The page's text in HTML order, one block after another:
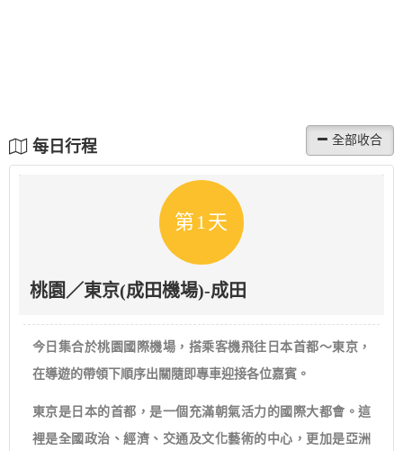
每日行程
第1天
桃園／東京(成田機場)-成田
今日集合於桃園國際機場，搭乘客機飛往日本首都～東京，
在導遊的帶領下順序出關隨即專車迎接各位嘉賓。
東京是日本的首都，是一個充滿朝氣活力的國際大都會。這
裡是全國政治、經濟、交通及文化藝術的中心，更加是亞洲